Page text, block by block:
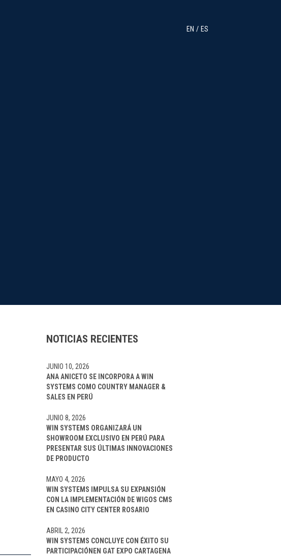
EN ES
NOTICIAS RECIENTES
ANA ANICETO SE INCORPORA A WIN
SYSTEMS COMO COUNTRY MANAGER &
SALES EN PERÚ
JUNIO 10, 2026
WIN SYSTEMS ORGANIZARÁ UN
SHOWROOM EXCLUSIVO EN PERÚ PARA
PRESENTAR SUS ÚLTIMAS INNOVACIONES
DE PRODUCTO
JUNIO 8, 2026
WIN SYSTEMS IMPULSA SU EXPANSIÓN
CON LA IMPLEMENTACIÓN DE WIGOS CMS
EN CASINO CITY CENTER ROSARIO
MAYO 4, 2026
WIN SYSTEMS CONCLUYE CON ÉXITO SU
PARTICIPACIÓNEN GAT EXPO CARTAGENA
ABRIL 2, 2026